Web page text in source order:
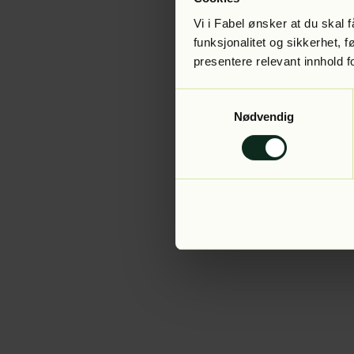
Vi i Fabel ønsker at du skal
funksjonalitet og sikkerhet,
presentere relevant innhold
Nødvendig
Application